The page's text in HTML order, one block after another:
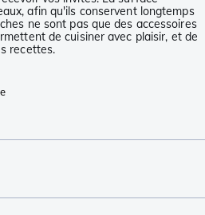
afin qu'ils conservent longtemps
ne sont pas que des accessoires
de cuisiner avec plaisir, et de
recettes.